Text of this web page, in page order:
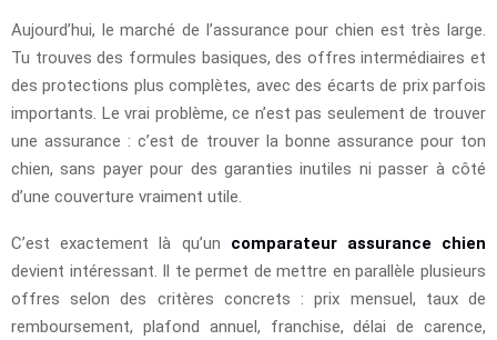
Aujourd’hui, le marché de l’assurance pour chien est très large.
Tu trouves des formules basiques, des offres intermédiaires et
des protections plus complètes, avec des écarts de prix parfois
importants. Le vrai problème, ce n’est pas seulement de trouver
une assurance : c’est de trouver la bonne assurance pour ton
chien, sans payer pour des garanties inutiles ni passer à côté
d’une couverture vraiment utile.
C’est exactement là qu’un comparateur assurance chien
devient intéressant. Il te permet de mettre en parallèle plusieurs
offres selon des critères concrets : prix mensuel, taux de
remboursement, plafond annuel, franchise, délai de carence,